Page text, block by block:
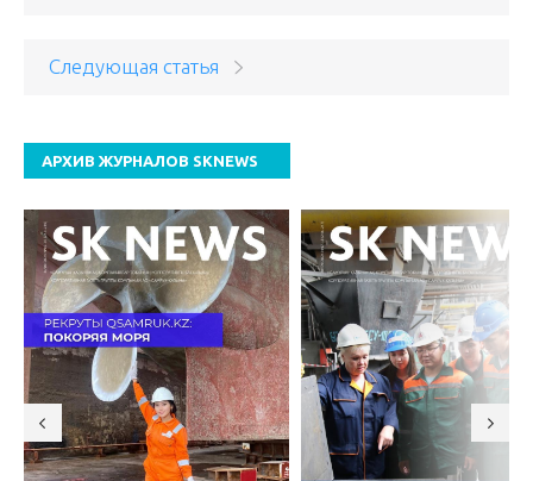
Следующая статья
АРХИВ ЖУРНАЛОВ SKNEWS